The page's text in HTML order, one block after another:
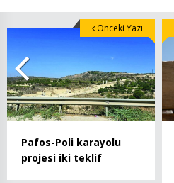
Pafos-Poli karayolu
projesi iki teklif
Önceki Yazı